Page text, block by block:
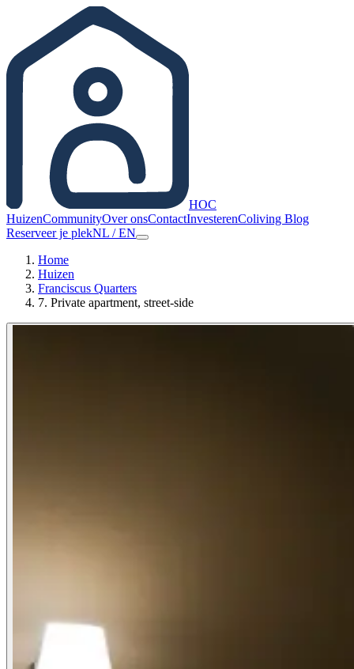
HOC
HuizenCommunityOver onsContactInvesterenColiving Blog
Reserveer je plekNL /EN
Home
Huizen
Franciscus Quarters
7. Private apartment, street-side